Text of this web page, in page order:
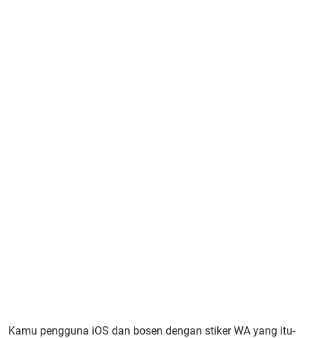
Kamu pengguna iOS dan bosen dengan stiker WA yang itu-